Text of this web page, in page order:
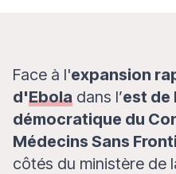
Face à l'expansion
d'Ebola dans l’est de
démocratique du
Médecins Sans
côtés du ministère de